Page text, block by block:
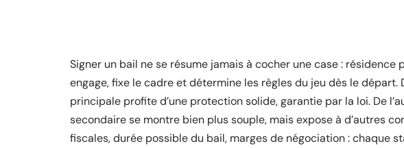
Signer un bail ne se résume jamais à cocher une case :
engage, fixe le cadre et détermine les règles du jeu dès le départ.
principale profite d’une protection solide, garantie par la loi. De
secondaire se montre bien plus souple, mais expose à d’autres
fiscales, durée possible du bail, marges de négociation : chaque